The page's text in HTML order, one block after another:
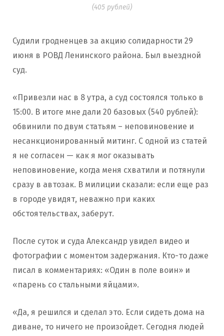
(405 рублей)
Судили гродненцев за акцию солидарности 29
июня в РОВД Ленинского района. Был выездной
суд.
«Привезли нас в 8 утра, а суд состоялся только в
15:00. В итоге мне дали 20 базовых (540 рублей):
обвинили по двум статьям – неповиновение и
несанкционированный митинг. С одной из статей
я не согласен — как я мог оказывать
неповиновение, когда меня схватили и потянули
сразу в автозак. В милиции сказали: если еще раз
в городе увидят, неважно при каких
обстоятельствах, заберут.
После суток и суда Александр увидел видео и
фотографии с моментом задержания. Кто-то даже
писал в комментариях: «Один в поле воин» и
«парень со стальными яйцами».
«Да, я решился и сделал это. Если сидеть дома на
диване, то ничего не произойдет. Сегодня людей